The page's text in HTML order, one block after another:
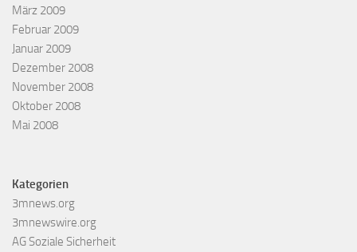
März 2009
Februar 2009
Januar 2009
Dezember 2008
November 2008
Oktober 2008
Mai 2008
Kategorien
3mnews.org
3mnewswire.org
AG Soziale Sicherheit